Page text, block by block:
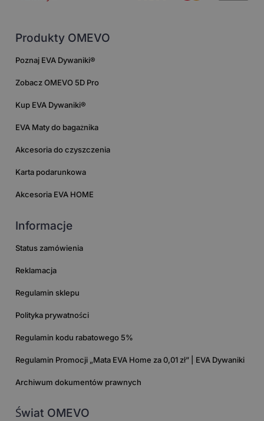
Produkty OMEVO
Poznaj EVA Dywaniki®
Zobacz OMEVO 5D Pro
Kup EVA Dywaniki®
EVA Maty do bagażnika
Akcesoria do czyszczenia
Karta podarunkowa
Akcesoria EVA HOME
Informacje
Status zamówienia
Reklamacja
Regulamin sklepu
Polityka prywatności
Regulamin kodu rabatowego 5%
Regulamin Promocji „Mata EVA Home za 0,01 zł” | EVA Dywaniki
Archiwum dokumentów prawnych
Świat OMEVO